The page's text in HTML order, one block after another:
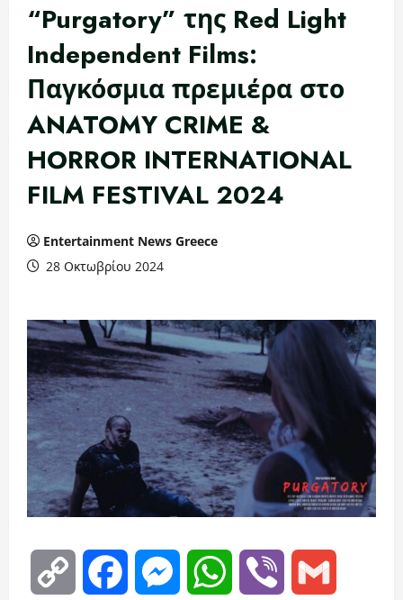
“Purgatory” της Red Light
Independent Films:
Παγκόσμια πρεμιέρα στο
ANATOMY CRIME &
HORROR INTERNATIONAL
FILM FESTIVAL 2024
Entertainment News Greece
28 Οκτωβρίου 2024
Copy Facebook MessengerWhatsAppViber